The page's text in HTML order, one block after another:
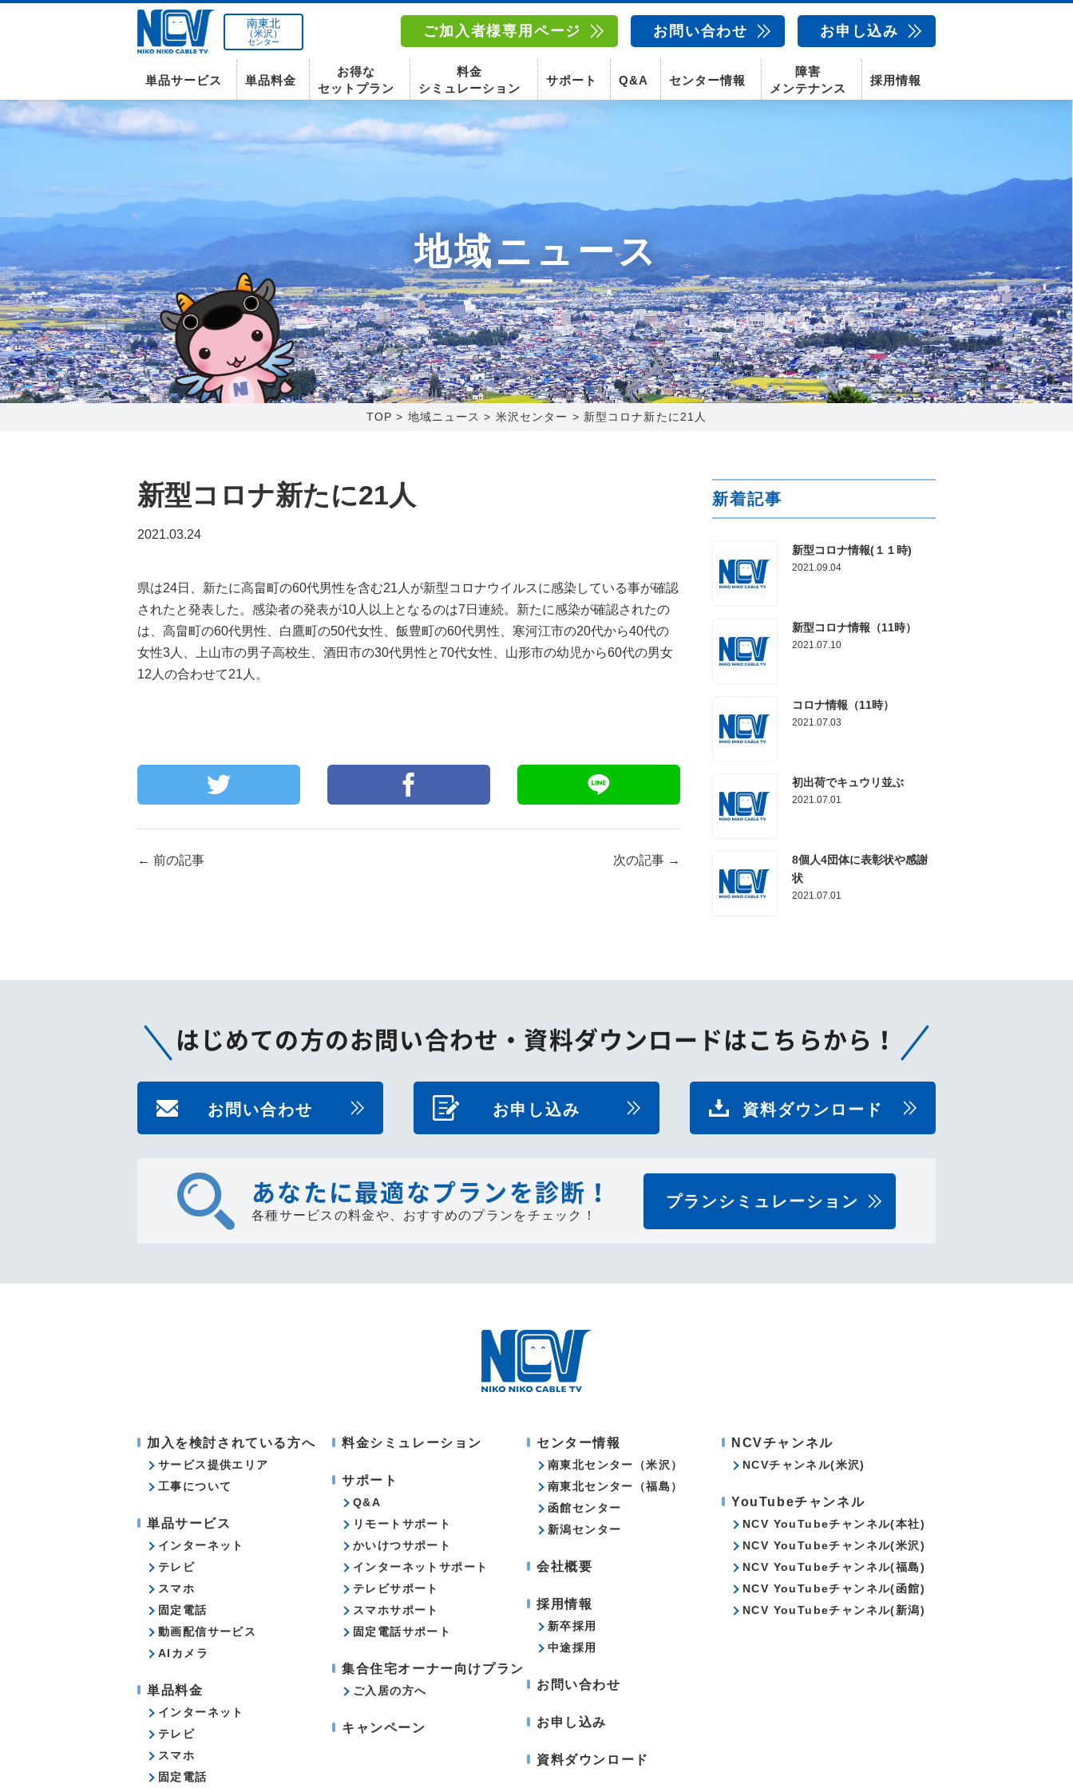
〒992-0044
山形県米沢市春日四丁目2-75
0238-24-2525
営業時間 9:00～18:00
〒960-8252
福島県福島市御山字一本松17-1-1
0120-173-577
営業時間 9:15～18:00
北海道函館市桔梗町379-31
0138-34-2525
営業時間 9:00～18:00
新潟県新潟市西区山田2310-39
025-210-1200
営業時間 9:00～18:00
南東北
（米沢）
センター
ご加入者様専用ページ お問い合わせ お申し込み
単品サービス
インターネット スマホ 固定電話 AIカメラ
単品料金
インターネット スマホ 動画配信サービス
お得な
セットプラン
料金
シミュレーション
サポート Q&A センター情報
〒992-0044
山形県米沢市春日四丁目2-75
0238-24-2525
営業時間 9:00～18:00
〒960-8252
福島県福島市御山字一本松17-1-1
0120-173-577
営業時間 9:15～18:00
番組情報
〒041-0801
北海道函館市桔梗町379-31
0138-34-2525
営業時間 9:00～18:00
番組情報
〒950-1189
新潟県新潟市西区山田2310-39
025-210-1200
営業時間 9:00～18:00
障害
メンテナンス
採用情報
地域ニュース
TOP > 地域ニュース > 米沢センター > 新型コロナ新たに21人
新型コロナ新たに21人
2021.03.24
県は24日、新たに高畠町の60代男性を含む21人が新型コロナウイルスに感染している事が確認
されたと発表した。感染者の発表が10人以上となるのは7日連続。新たに感染が確認されたの
は、高畠町の60代男性、白鷹町の50代女性、飯豊町の60代男性、寒河江市の20代から40代の
女性3人、上山市の男子高校生、酒田市の30代男性と70代女性、山形市の幼児から60代の男女
12人の合わせて21人。
← 前の記事 次の記事 →
新着記事
新型コロナ情報(１１時)
2021.09.04
新型コロナ情報（11時）
2021.07.10
コロナ情報（11時）
2021.07.03
初出荷でキュウリ並ぶ
2021.07.01
8個人4団体に表彰状や感謝
状
2021.07.01
はじめての方のお問い合わせ・ 資料ダウンロードはこちらから！
お問い合わせ お申し込み 資料ダウンロード
あなたに最適なプランを診断！
各種サービスの料金や、 おすすめのプランをチェック！
プランシミュレーション
加入を検討されている方へ
サービス提供エリア
工事について
単品サービス
インターネット
テレビ
スマホ
固定電話
動画配信サービス
AIカメラ
単品料金
インターネット
テレビ
スマホ
固定電話
料金シミュレーション
サポート
Q&A
リモートサポート
かいけつサポート
インターネットサポート
テレビサポート
スマホサポート
固定電話サポート
集合住宅オーナー向けプラン
ご入居の方へ
キャンペーン
センター情報
南東北センター（米沢）
南東北センター（福島）
函館センター
新潟センター
会社概要
採用情報
新卒採用
中途採用
お問い合わせ
お申し込み
資料ダウンロード
NCVチャンネル
NCVチャンネル(米沢)
YouTubeチャンネル
NCV YouTubeチャンネル(本社)
NCV YouTubeチャンネル(米沢)
NCV YouTubeチャンネル(福島)
NCV YouTubeチャンネル(函館)
NCV YouTubeチャンネル(新潟)